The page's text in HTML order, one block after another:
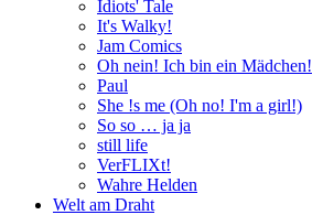
Idiots' Tale
It's Walky!
Jam Comics
Oh nein! Ich bin ein Mädchen!
Paul
She !s me (Oh no! I'm a girl!)
So so … ja ja
still life
VerFLIXt!
Wahre Helden
Welt am Draht